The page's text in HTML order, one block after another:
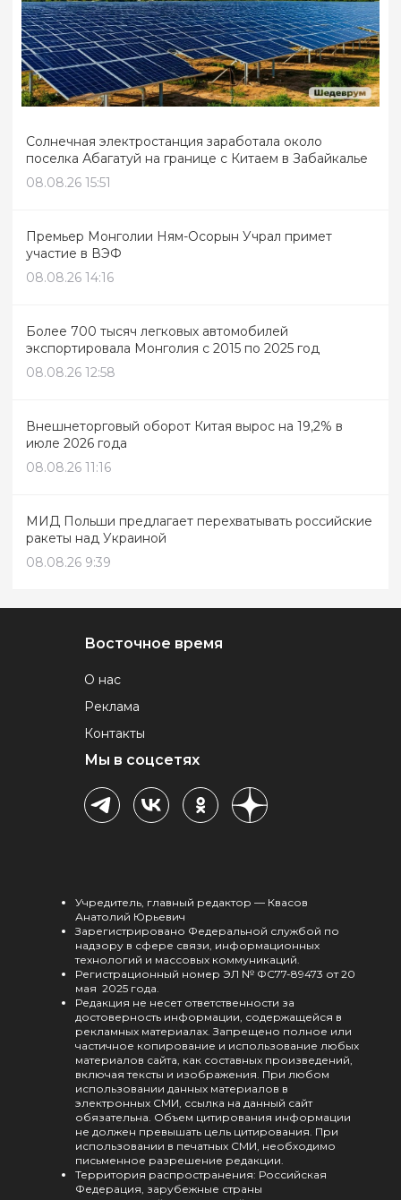
Солнечная электростанция заработала около
поселка Абагатуй на границе с Китаем в Забайкалье
08.08.26 15:51
Премьер Монголии Ням-Осорын Учрал примет
участие в ВЭФ
08.08.26 14:16
Более 700 тысяч легковых автомобилей
экспортировала Монголия с 2015 по 2025 год
08.08.26 12:58
Внешнеторговый оборот Китая вырос на 19,2% в
июле 2026 года
08.08.26 11:16
МИД Польши предлагает перехватывать российские
ракеты над Украиной
08.08.26 9:39
Восточное время
О нас
Реклама
Контакты
Мы в соцсетях
Учредитель, главный редактор — Квасов
Анатолий Юрьевич
Зарегистрировано Федеральной службой по
надзору в сфере связи, информационных
технологий и массовых коммуникаций.
Регистрационный номер ЭЛ № ФС77-89473 от 20
мая 2025 года.
Редакция не несет ответственности за
достоверность информации, содержащейся в
рекламных материалах. Запрещено полное или
частичное копирование и использование любых
материалов сайта, как составных произведений,
включая тексты и изображения. При любом
использовании данных материалов в
электронных СМИ, ссылка на данный сайт
обязательна. Объем цитирования информации
не должен превышать цель цитирования. При
использовании в печатных СМИ, необходимо
письменное разрешение редакции.
Территория распространения: Российская
Федерация, зарубежные страны